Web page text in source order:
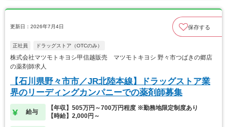
更新日：2026年7月4日 保存する
正社員 ドラッグストア（OTCのみ）
株式会社マツモトキヨシ甲信越販売 マツモトキヨシ 野々市つばきの郷店
の薬剤師求人
【石川県野々市市／JR北陸本線】ドラッグストア業
界のリーディングカンパニーでの薬剤師募集
給与
【年収】505万円～700万円程度 ※勤務地限定制度あり
【時給】2,000円～